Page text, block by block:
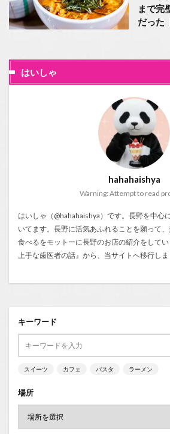
まで完
だった
はいしゃ
hahahaishya
Warning: Attempt to read
はいしゃ（@hahahaishya）です。長野を中心
いてます。長野に活気あふれることを願って
食べるをモットーに長野のお店の紹介をして
上手な歯医者の話』から、当サイトへ移行しま
キーワード
スイーツ カフェ パスタ ラーメン
場所